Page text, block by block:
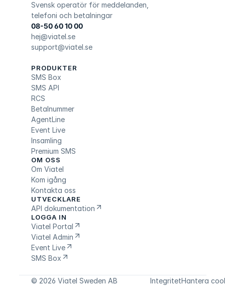
Svensk operatör för meddelanden,
telefoni och betalningar
08-50 60 10 00
hej@viatel.se
support@viatel.se
PRODUKTER
SMS Box
SMS API
RCS
Betalnummer
AgentLine
Event Live
Insamling
Premium SMS
OM OSS
Om Viatel
Kom igång
Kontakta oss
UTVECKLARE
API dokumentation
LOGGA IN
Viatel Portal
Viatel Admin
Event Live
SMS Box
© 2026 Viatel Sweden AB IntegritetHantera